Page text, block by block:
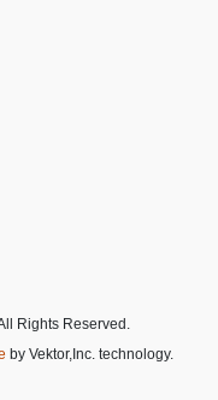
Rights Reserved.
by Vektor,Inc. technology.